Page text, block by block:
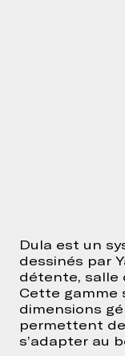
Dula est un
dessinés par
détente, salle
Cette gamme
dimensions
permettent
s’adapter au